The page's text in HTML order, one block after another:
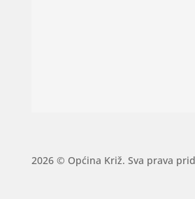
2026 © Općina Križ. Sva prava